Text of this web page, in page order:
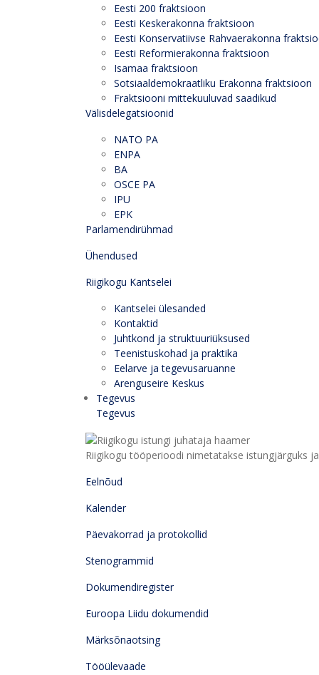
Eesti 200 fraktsioon
Eesti Keskerakonna fraktsioon
Eesti Konservatiivse Rahvaerakonna
Eesti Reformierakonna fraktsioon
Isamaa fraktsioon
Sotsiaaldemokraatliku Erakonna fraktsioon
Fraktsiooni mittekuuluvad saadikud
Välisdelegatsioonid
NATO PA
ENPA
BA
OSCE PA
IPU
EPK
Parlamendirühmad
Ühendused
Riigikogu Kantselei
Kantselei ülesanded
Kontaktid
Juhtkond ja struktuuriüksused
Teenistuskohad ja praktika
Eelarve ja tegevusaruanne
Arenguseire Keskus
Tegevus
Tegevus
Riigikogu tööperioodi nimetatakse istungjärguks
Eelnõud
Kalender
Päevakorrad ja protokollid
Stenogrammid
Dokumendiregister
Euroopa Liidu dokumendid
Märksõnaotsing
Tööülevaade